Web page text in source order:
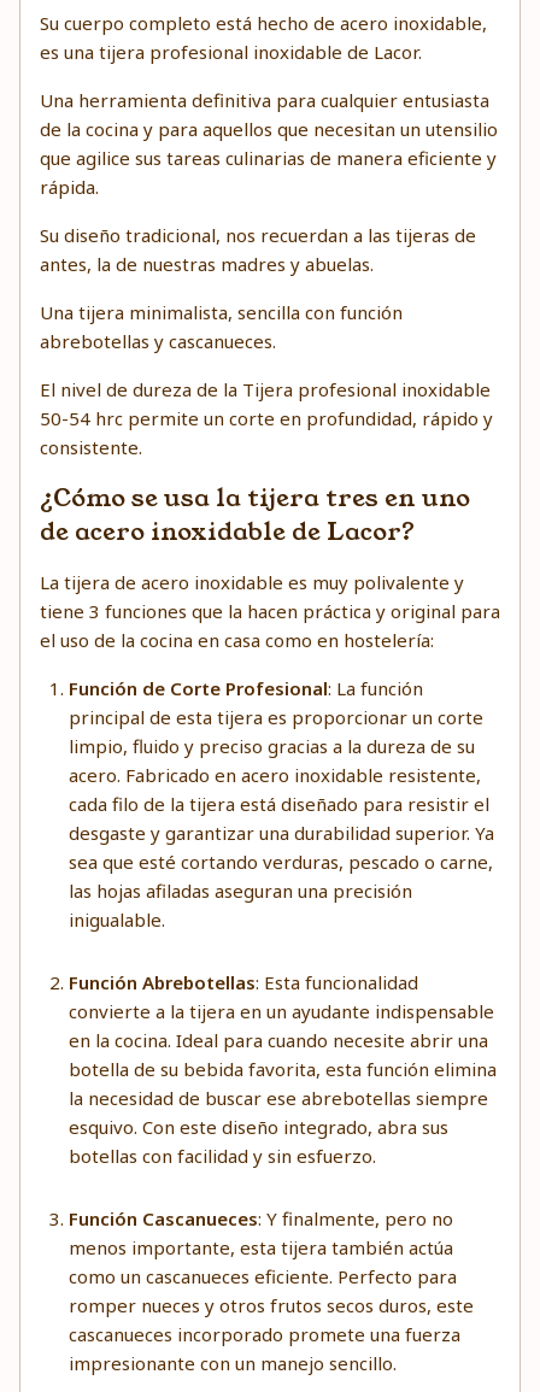
Su cuerpo completo está hecho de acero inoxidable,
es una tijera profesional inoxidable de Lacor.
Una herramienta definitiva para cualquier entusiasta
de la cocina y para aquellos que necesitan un utensilio
que agilice sus tareas culinarias de manera eficiente y
rápida.
Su diseño tradicional, nos recuerdan a las tijeras de
antes, la de nuestras madres y abuelas.
Una tijera minimalista, sencilla con función
abrebotellas y cascanueces.
El nivel de dureza de la Tijera profesional inoxidable
50-54 hrc permite un corte en profundidad, rápido y
consistente.
¿Cómo se usa la tijera tres en uno
de acero inoxidable de Lacor?
La tijera de acero inoxidable es muy polivalente y
tiene 3 funciones que la hacen práctica y original para
el uso de la cocina en casa como en hostelería:
Función de Corte Profesional: La función
principal de esta tijera es proporcionar un corte
limpio, fluido y preciso gracias a la dureza de su
acero. Fabricado en acero inoxidable resistente,
cada filo de la tijera está diseñado para resistir el
desgaste y garantizar una durabilidad superior. Ya
sea que esté cortando verduras, pescado o carne,
las hojas afiladas aseguran una precisión
inigualable.
Función Abrebotellas: Esta funcionalidad
convierte a la tijera en un ayudante indispensable
en la cocina. Ideal para cuando necesite abrir una
botella de su bebida favorita, esta función elimina
la necesidad de buscar ese abrebotellas siempre
esquivo. Con este diseño integrado, abra sus
botellas con facilidad y sin esfuerzo.
Función Cascanueces: Y finalmente, pero no
menos importante, esta tijera también actúa
como un cascanueces eficiente. Perfecto para
romper nueces y otros frutos secos duros, este
cascanueces incorporado promete una fuerza
impresionante con un manejo sencillo.